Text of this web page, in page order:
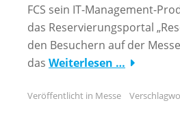
FCS sein IT-Management-
das Reservierungsportal
den Besuchern auf der
das Weiterlesen …
Veröffentlicht in Messe